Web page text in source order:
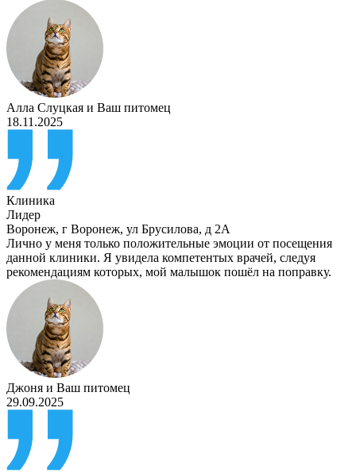
Алла Слуцкая и Ваш питомец
18.11.2025
Клиника
Лидер
Воронеж, г Воронеж, ул Брусилова, д 2А
Лично у меня только положительные эмоции от посещения
данной клиники. Я увидела компетентых врачей, следуя
рекомендациям которых, мой малышок пошёл на поправку.
Джоня и Ваш питомец
29.09.2025